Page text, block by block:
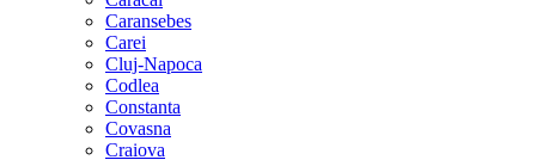
Caransebes
Carei
Cluj-Napoca
Codlea
Constanta
Covasna
Craiova